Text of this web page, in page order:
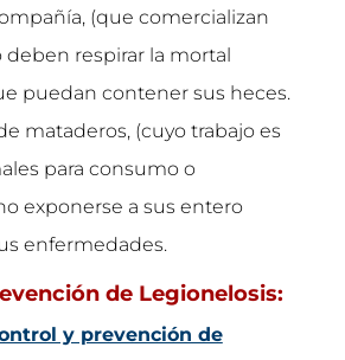
(que comercializan
deben respirar la mortal
puedan contener sus heces.
mataderos, (cuyo trabajo es
para consumo o
exponerse a sus entero
enfermedades.
de Legionelosis:
y prevención de